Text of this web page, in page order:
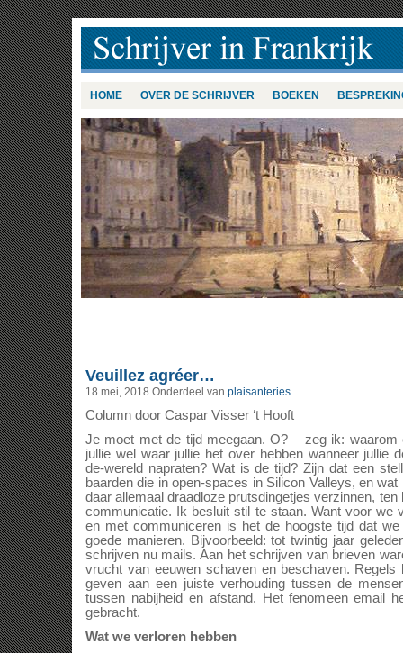
HOME OVER DE SCHRIJVER BOEKEN
Veuillez agréer…
18 mei, 2018 Onderdeel van plaisanteries
Column door Caspar Visser ‘t Hooft
Je moet met de tijd meegaan. O? – zeg ik: waarom
jullie wel waar jullie het over hebben wanneer jullie
de-wereld napraten? Wat is de tijd? Zijn dat een
baarden die in open-spaces in Silicon Valleys, en
daar allemaal draadloze prutsdingetjes verzinnen, ten
communicatie. Ik besluit stil te staan. Want voor we
en met communiceren is het de hoogste tijd dat
goede manieren. Bijvoorbeeld: tot twintig jaar
schrijven nu mails. Aan het schrijven van brieven
vrucht van eeuwen schaven en beschaven. Regels
geven aan een juiste verhouding tussen de
tussen nabijheid en afstand. Het fenomeen email
gebracht.
Wat we verloren hebben